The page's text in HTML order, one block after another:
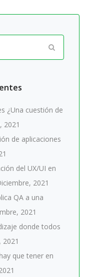
¿Una cuestión de
2021
de aplicaciones
del UX/UI en
2021
QA a una
2021
donde todos
que tener en